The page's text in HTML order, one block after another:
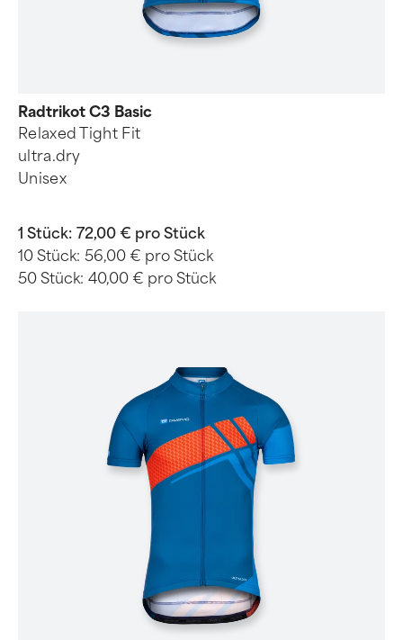
Radtrikot C3 Basic
Relaxed Tight Fit
ultra.dry
Unisex
1 Stück: 72,00 € pro Stück
10 Stück: 56,00 € pro Stück
50 Stück: 40,00 € pro Stück